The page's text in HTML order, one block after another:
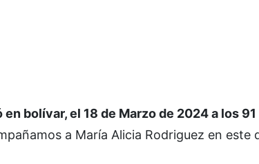
en bolívar, el 18 de Marzo de 2024 a los
a María Alicia Rodriguez en este